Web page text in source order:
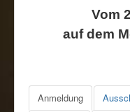
Vom
auf dem
Anmeldung